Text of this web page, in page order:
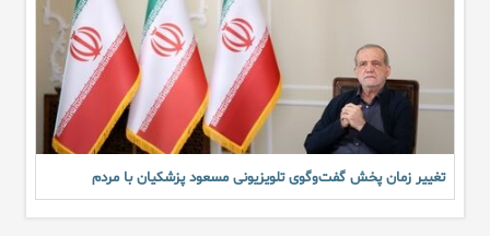
تغییر زمان پخش گفت‌وگوی تلویزیونی مسعود پزشکیان با مردم